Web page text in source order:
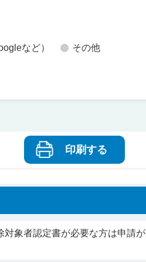
など） その他
印刷する
対象者認定書が必要な方は申請が